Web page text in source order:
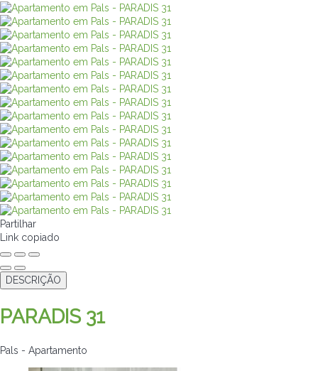
Partilhar
Link copiado
DESCRIÇÃO
PARADIS 31
Pals - Apartamento